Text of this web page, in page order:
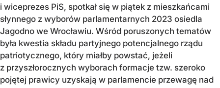
i wiceprezes PiS, spotkał się w piątek z mieszkańcami
słynnego z wyborów parlamentarnych 2023 osiedla
Jagodno we Wrocławiu. Wśród poruszonych tematów
była kwestia składu partyjnego potencjalnego rządu
patriotycznego, który miałby powstać, jeżeli
z przyszłorocznych wyborach formacje tzw. szeroko
pojętej prawicy uzyskają w parlamencie przewagę nad